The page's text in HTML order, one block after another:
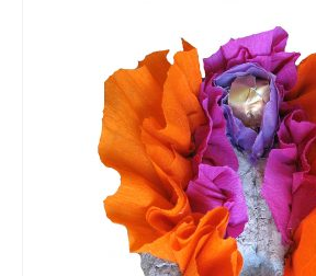
Goldschmiede-Kurse
Goldschmiedetechnik
Trauringe schmieden
Klangkugel
Alte Schätze neu gestalten
Einen Schatz bewahren